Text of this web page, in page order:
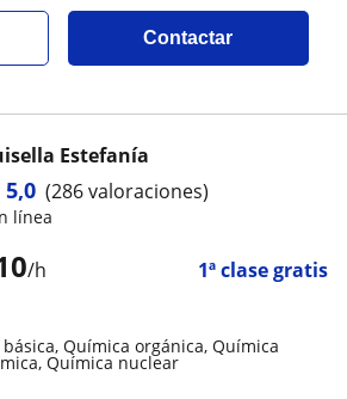
Contactar
/h 1ª clase gratis
Estefanía
5,0 (286 valoraciones)
línea
Química orgánica, Química
Química nuclear